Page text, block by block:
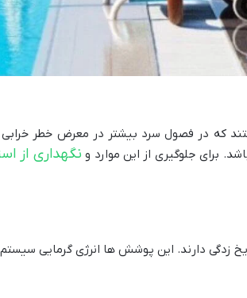
که در فصول سرد بیشتر در معرض خطر خرابی
برای جلوگیری از این موارد و نگهداری از
زدگی دارند. این پوشش ها انرژی گرمایی سیستم